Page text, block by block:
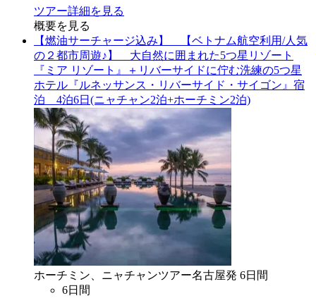
ツアー詳細を見る
概要を見る
【燃油サーチャージ込み】 【ベトナム航空利用/人気
の２都市周遊♪】 大自然に囲まれた5つ星リゾート
『ミア リゾート』＋リバーサイドに佇む洗練の5つ星
ホテル『ルネッサンス・リバーサイド・サイゴン』宿
泊 4泊6日(ニャチャン2泊+ホーチミン2泊)
ホーチミン、ニャチャンツアー名古屋発 6日間
6日間